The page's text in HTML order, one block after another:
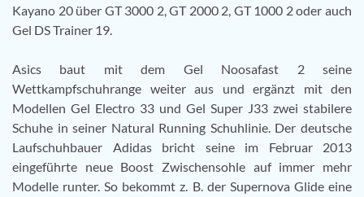
Kayano 20 über GT 3000 2, GT 2000 2, GT 1000 2 oder auch
Gel DS Trainer 19.
Asics baut mit dem Gel Noosafast 2 seine
Wettkampfschuhrange weiter aus und ergänzt mit den
Modellen Gel Electro 33 und Gel Super J33 zwei stabilere
Schuhe in seiner Natural Running Schuhlinie. Der deutsche
Laufschuhbauer Adidas bricht seine im Februar 2013
eingeführte neue Boost Zwischensohle auf immer mehr
Modelle runter. So bekommt z. B. der Supernova Glide eine